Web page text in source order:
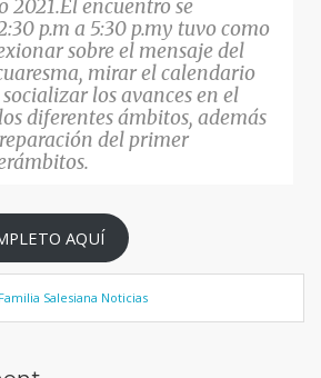
2021.El encuentro se
p.m a 5:30 p.my tuvo como
sobre el mensaje del
mirar el calendario
los avances en el
diferentes ámbitos, además
del primer
AQUÍ
Familia Salesiana Noticias